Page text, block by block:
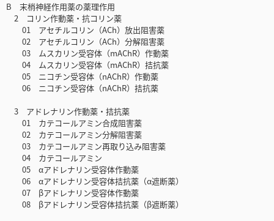
B 末梢神経作用薬の薬理作用
2 コリン作動薬・抗コリン薬
01 アセチルコリン（ACh）放出阻害薬
02 アセチルコリン（ACh）分解阻害薬
03 ムスカリン受容体（mAChR）作動薬
04 ムスカリン受容体（mAChR）拮抗薬
05 ニコチン受容体（nAChR）作動薬
06 ニコチン受容体（nAChR）拮抗薬
3 アドレナリン作動薬・拮抗薬
01 カテコールアミン合成阻害薬
02 カテコールアミン分解阻害薬
03 カテコールアミン再取り込み阻害薬
04 カテコールアミン
05 αアドレナリン受容体作動薬
06 αアドレナリン受容体拮抗薬（α遮断薬）
07 βアドレナリン受容体作動薬
08 βアドレナリン受容体拮抗薬（β遮断薬）